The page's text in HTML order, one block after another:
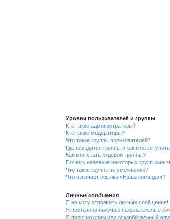
Уровни пользователей и группы
Кто такие администраторы?
Кто такие модераторы?
Что такое группы пользователей?
Где находятся группы и как мне
Как мне стать лидером группы?
Почему названия некоторых групп
Что такое группа по умолчанию?
Что означает ссылка «Наша команда»?
Личные сообщения
Я не могу отправить личные сообщения!
Я постоянно получаю нежелательные
Я получил спам или оскорбительный